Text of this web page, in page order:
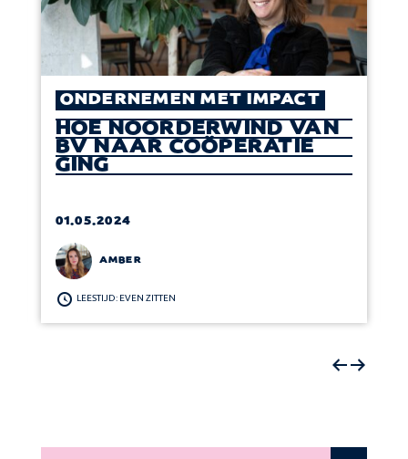
ONDERNEMEN MET IMPACT
HOE NOORDERWIND VAN
BV NAAR COÖPERATIE
GING
01.05.2024
AMBER
LEESTIJD: EVEN ZITTEN